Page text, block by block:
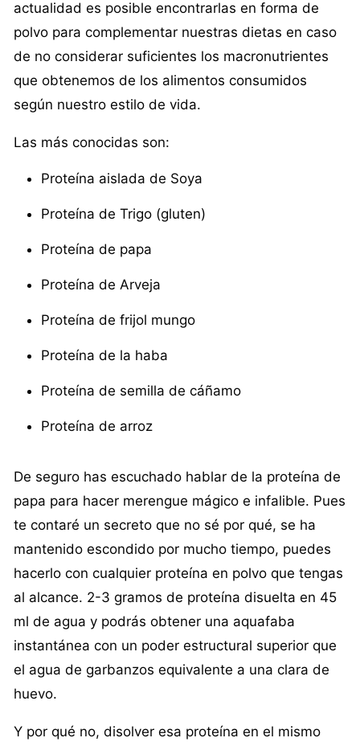
actualidad es posible encontrarlas en forma de
polvo para complementar nuestras dietas en caso
de no considerar suficientes los macronutrientes
que obtenemos de los alimentos consumidos
según nuestro estilo de vida.
Las más conocidas son:
Proteína aislada de Soya
Proteína de Trigo (gluten)
Proteína de papa
Proteína de Arveja
Proteína de frijol mungo
Proteína de la haba
Proteína de semilla de cáñamo
Proteína de arroz
De seguro has escuchado hablar de la proteína de
papa para hacer merengue mágico e infalible. Pues
te contaré un secreto que no sé por qué, se ha
mantenido escondido por mucho tiempo, puedes
hacerlo con cualquier proteína en polvo que tengas
al alcance. 2-3 gramos de proteína disuelta en 45
ml de agua y podrás obtener una aquafaba
instantánea con un poder estructural superior que
el agua de garbanzos equivalente a una clara de
huevo.
Y por qué no, disolver esa proteína en el mismo